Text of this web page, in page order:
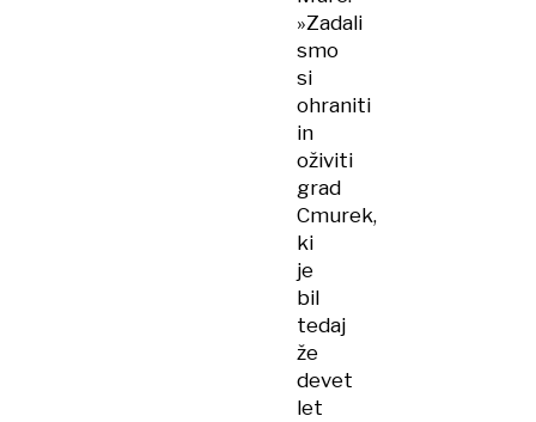
»Zadali
smo
si
ohraniti
in
oživiti
grad
Cmurek,
ki
je
bil
tedaj
že
devet
let